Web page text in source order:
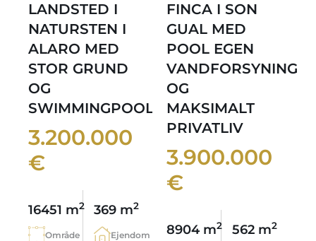
LANDSTED I
NATURSTEN I
ALARO MED
STOR GRUND
OG
SWIMMINGPOOL
3.200.000
€
16451 m2
Område
369 m2
Ejendom
FINCA I SON
GUAL MED
POOL EGEN
VANDFORSYNING
OG
MAKSIMALT
PRIVATLIV
3.900.000
€
8904 m2 562 m2